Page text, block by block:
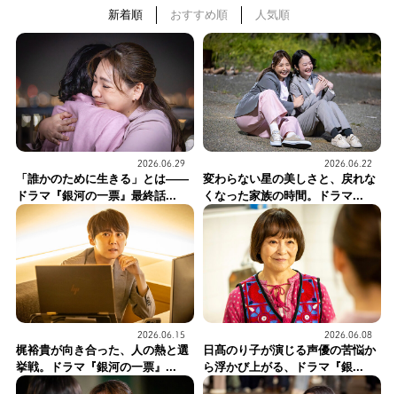
新着順 おすすめ順 人気順
2026.06.29
「誰かのために生きる」とは——
ドラマ『銀河の一票』最終話...
2026.06.22
変わらない星の美しさと、戻れな
くなった家族の時間。ドラマ...
2026.06.15
梶裕貴が向き合った、人の熱と選
挙戦。ドラマ『銀河の一票』...
2026.06.08
日髙のり子が演じる声優の苦悩か
ら浮かび上がる、ドラマ『銀...